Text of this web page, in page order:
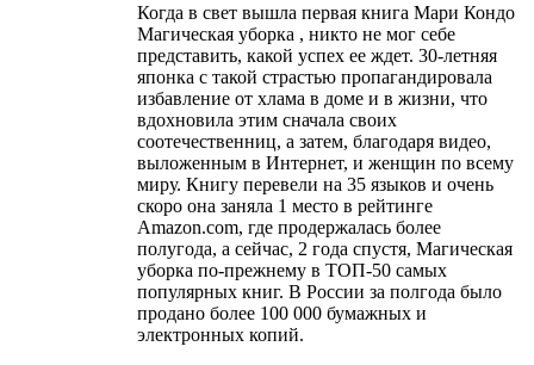
Когда в свет вышла первая книга Мари Кондо
Магическая уборка , никто не мог себе
представить, какой успех ее ждет. 30-летняя
японка с такой страстью пропагандировала
избавление от хлама в доме и в жизни, что
вдохновила этим сначала своих
соотечественниц, а затем, благодаря видео,
выложенным в Интернет, и женщин по всему
миру. Книгу перевели на 35 языков и очень
скоро она заняла 1 место в рейтинге
Amazon.com, где продержалась более
полугода, а сейчас, 2 года спустя, Магическая
уборка по-прежнему в ТОП-50 самых
популярных книг. В России за полгода было
продано более 100 000 бумажных и
электронных копий.